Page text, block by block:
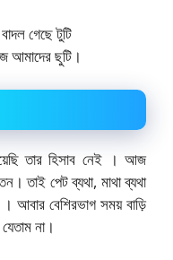
গেছে টুটি
ছুটি।
তার হিসাব নেই । আজ
তাই পেট ব্যথা, মাথা ব্যথা
আবার বেশিরভাগ সময় বাড়ি
না।